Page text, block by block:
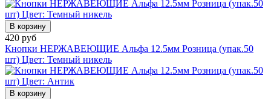
В корзину
420 руб
Кнопки НЕРЖАВЕЮЩИЕ Альфа 12.5мм Розница (упак.50
шт) Цвет: Темный никель
В корзину